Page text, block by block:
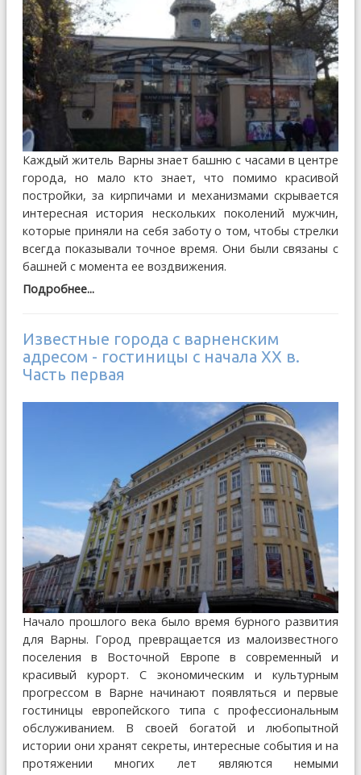
Каждый житель Варны знает башню с часами в центре
города, но мало кто знает, что помимо красивой
постройки, за кирпичами и механизмами скрывается
интересная история нескольких поколений мужчин,
которые приняли на себя заботу о том, чтобы стрелки
всегда показывали точное время. Они были связаны с
башней с момента ее воздвижения.
Подробнее...
Известные города с варненским
адресом - гостиницы с начала ХХ в.
Часть первая
Начало прошлого века было время бурного развития
для Варны. Город превращается из малоизвестного
поселения в Восточной Европе в современный и
красивый курорт. С экономическим и культурным
прогрессом в Варне начинают появляться и первые
гостиницы европейского типа с профессиональным
обслуживанием. В своей богатой и любопытной
истории они хранят секреты, интересные события и на
протяжении многих лет являются немыми